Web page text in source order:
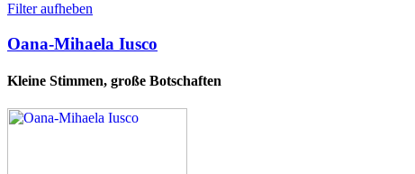
Filter aufheben
Oana-Mihaela Iusco
Kleine Stimmen, große Botschaften